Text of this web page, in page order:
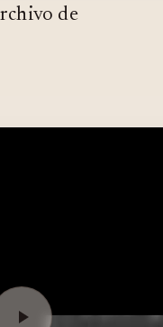
de